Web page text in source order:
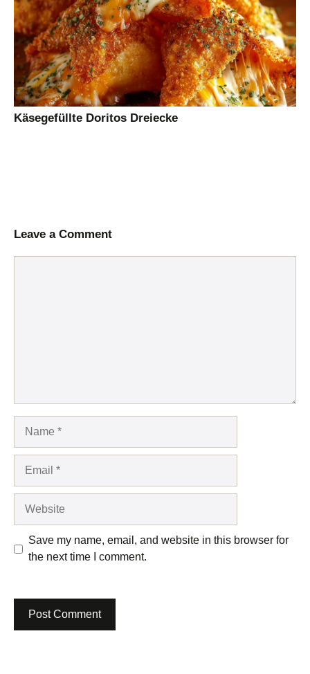
Käsegefüllte Doritos Dreiecke
Leave a Comment
Save my name, email, and website in this browser for
the next time I comment.